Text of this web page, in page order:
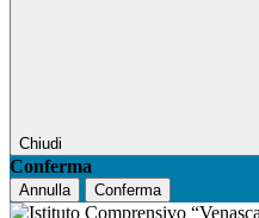
Chiudi
Conferma
Annulla Conferma